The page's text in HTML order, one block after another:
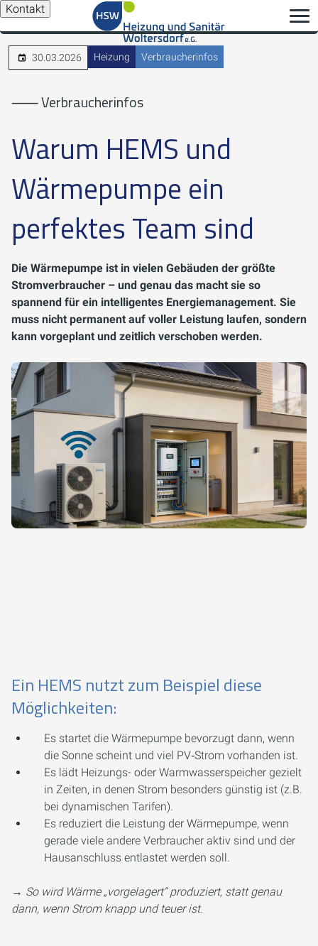
Kontakt
30.03.2026 Heizung Verbraucherinfos
⸺ Verbraucherinfos
Warum HEMS und
Wärmepumpe ein
perfektes Team sind
Die Wärmepumpe ist in vielen Gebäuden der größte
Stromverbraucher – und genau das macht sie so
spannend für ein intelligentes Energiemanagement. Sie
muss nicht permanent auf voller Leistung laufen, sondern
kann vorgeplant und zeitlich verschoben werden.
Ein HEMS nutzt zum Beispiel diese
Möglichkeiten:
Es startet die Wärmepumpe bevorzugt dann, wenn
die Sonne scheint und viel PV‑Strom vorhanden ist.
Es lädt Heizungs- oder Warmwasserspeicher gezielt
in Zeiten, in denen Strom besonders günstig ist (z.B.
bei dynamischen Tarifen).
Es reduziert die Leistung der Wärmepumpe, wenn
gerade viele andere Verbraucher aktiv sind und der
Hausanschluss entlastet werden soll.
→ So wird Wärme „vorgelagert“ produziert, statt genau
dann, wenn Strom knapp und teuer ist.